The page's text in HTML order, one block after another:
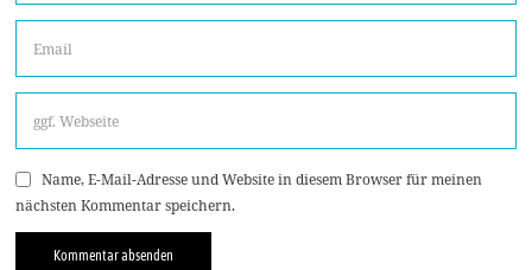
Name, E-Mail-Adresse und Website in diesem Browser für meinen
nächsten Kommentar speichern.